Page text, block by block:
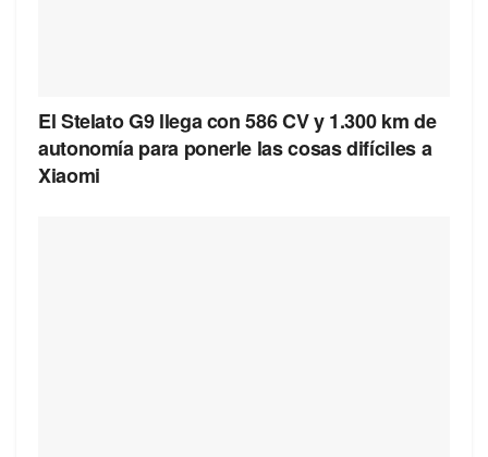
El Stelato G9 llega con 586 CV y 1.300 km de
autonomía para ponerle las cosas difíciles a
Xiaomi